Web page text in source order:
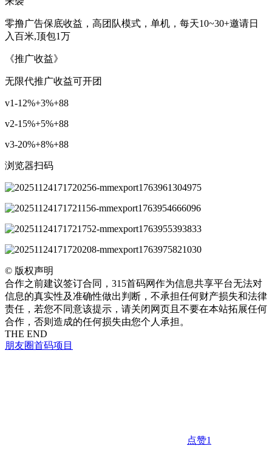
零撸广告保底收益，高团队模式，单机，每天10~30+邀请日
入百米,顶包1万
《推广收益》
无限代推广收益可开团
v1-12%+3%+88
v2-15%+5%+88
v3-20%+8%+88
浏览器扫码
© 版权声明
合作之前建议签订合同，315首码网作为信息共享平台无法对
信息的真实性及准确性做出判断，不承担任何财产损失和法律
责任，若您不同意该提示，请关闭网页且不要在本站拓展任何
合作，否则造成的任何损失由您个人承担。
THE END
朋友圈首码项目
点赞1